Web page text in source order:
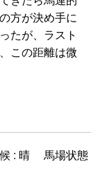
方が決め手に
たが、ラスト
この距離は微
: 晴 馬場状態